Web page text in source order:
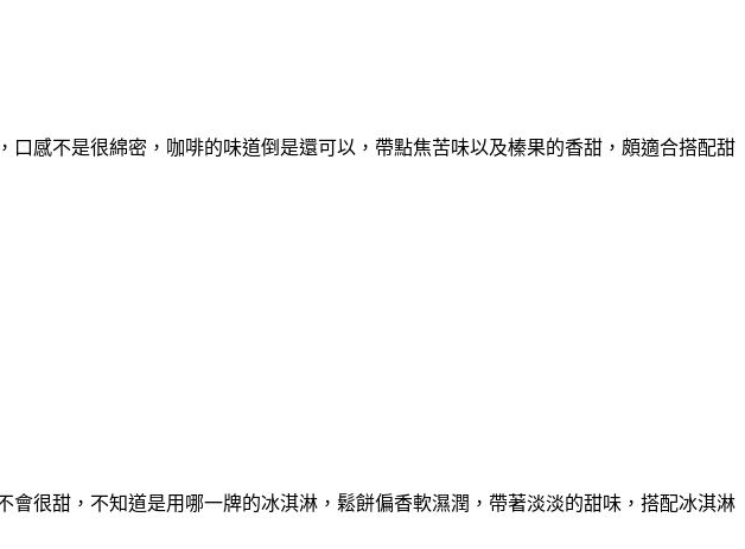
感不是很綿密，咖啡的味道倒是還可以，帶點焦苦味以及榛果的香甜，頗適合搭配甜
很甜，不知道是用哪一牌的冰淇淋，鬆餅偏香軟濕潤，帶著淡淡的甜味，搭配冰淇淋